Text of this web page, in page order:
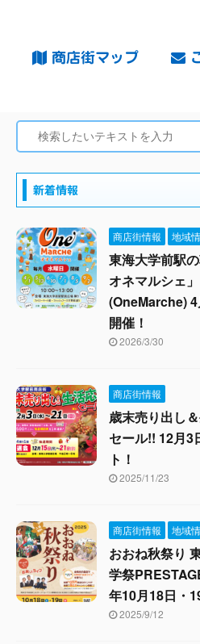
商店街マップ
新着情報
商店街情報 地域
東海大学前駅
オネマルシェ」
(OneMarche)
開催！
2026/3/30
商店街情報
歳末売り出し
セール!! 12月3
ト！
2025/11/23
商店街情報 地域
おおね秋祭り
学祭
年10月18日・
2025/9/12